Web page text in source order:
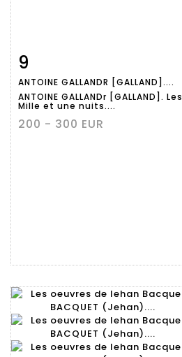
détaillée
9
ANTOINE GALLANDR [GALLAND]....
ANTOINE GALLANDr [GALLAND]. Les
Mille et une nuits....
200 - 300 EUR